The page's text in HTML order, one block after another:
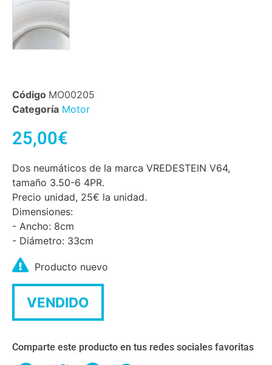
Código MO00205
Categoría Motor
25,00€
Dos neumáticos de la marca VREDESTEIN V64,
tamaño 3.50-6 4PR.
Precio unidad, 25€ la unidad.
Dimensiones:
- Ancho: 8cm
- Diámetro: 33cm
Producto nuevo
VENDIDO
Comparte este producto en tus redes sociales favoritas